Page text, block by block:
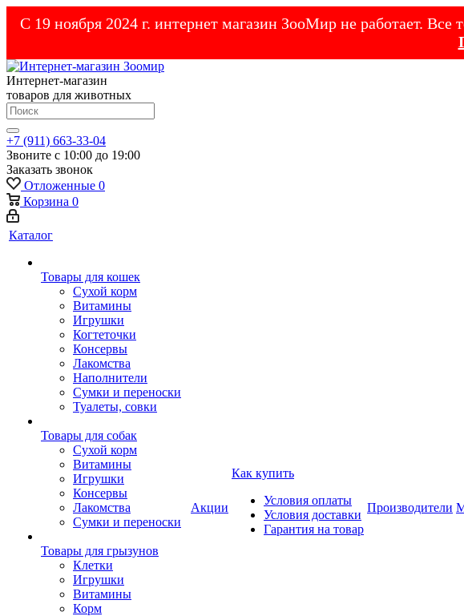
С 19 ноября 2024 г. интернет магазин ЗооМир не работает.
Интернет-магазин
товаров для животных
+7 (911) 663-33-04
Звоните с 10:00 до 19:00
Заказать звонок
Отложенные 0
Корзина 0
Каталог
Товары для кошек
Cухой корм
Витамины
Игрушки
Когтеточки
Консервы
Лакомства
Наполнители
Сумки и переноски
Туалеты, совки
Товары для собак
Cухой корм
Витамины
Игрушки
Консервы
Лакомства
Сумки и переноски
Товары для грызунов
Клетки
Игрушки
Витамины
Корм
Акции
Как купить
Условия оплаты
Условия доставки
Гарантия на товар
Производители